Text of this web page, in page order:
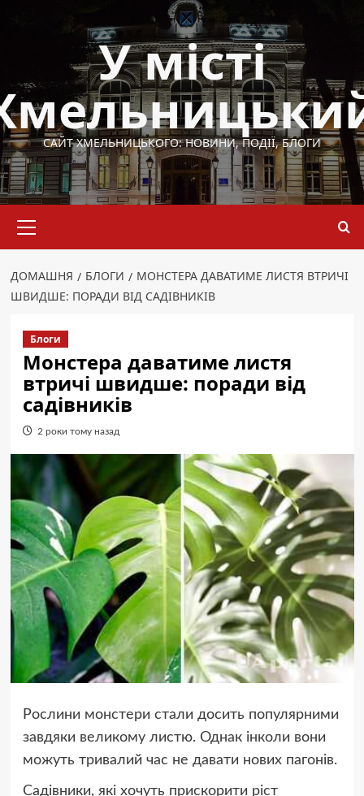
У місті
САЙТ ХМЕЛЬНИЦЬКОГО: НОВИНИ, ПОДІЇ, БЛОГИ
меню
ДОМАШНЯ БЛОГИ
МОНСТЕРА ДАВАТИМЕ ЛИСТЯ ВТРИЧІ
ШВИДШЕ: ПОРАДИ ВІД САДІВНИКІВ
Блоги
Монстера даватиме листя
втричі швидше: поради від
садівників
2 роки тому назад
Рослини монстери стали досить популярними
завдяки великому листю. Однак інколи вони
можуть тривалий час не давати нових пагонів.
Садівники, які хочуть прискорити ріст